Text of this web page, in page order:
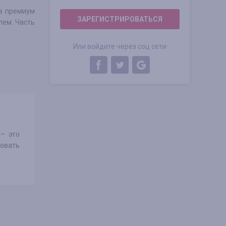
ЗАРЕГИСТРИРОВАТЬСЯ
Или войдите через соц сети
премиум
Часть
это